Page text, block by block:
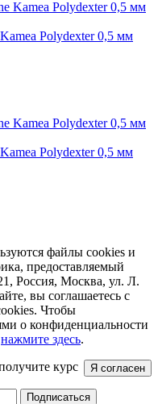
Polydexter 0,5 мм
Polydexter 0,5 мм
файлы cookies и
предоставляемый
Россия, Москва, ул. Л.
вы соглашаетесь с
Чтобы
о конфиденциальности
нажмите здесь.
Я согласен
курс